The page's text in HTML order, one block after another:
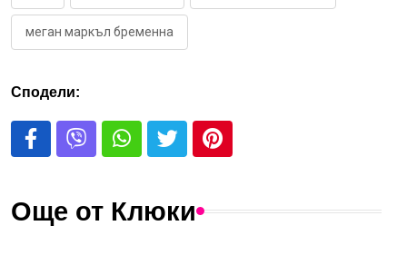
меган маркъл бременна
Сподели:
Още от Клюки